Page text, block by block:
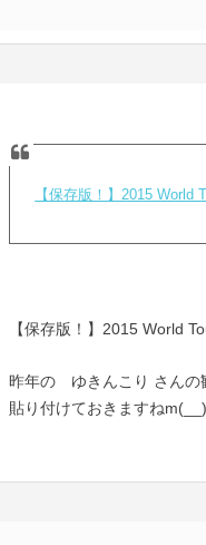
【保存版！】2015 World
【保存版！】2015 World
昨年の ゆきんこり さんの
貼り付けておきますね